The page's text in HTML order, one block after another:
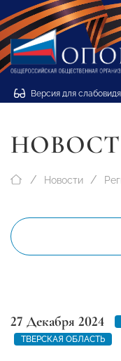
Версия для
Новости
27 Декабря 2024
ТВЕРСКАЯ ОБЛАСТЬ